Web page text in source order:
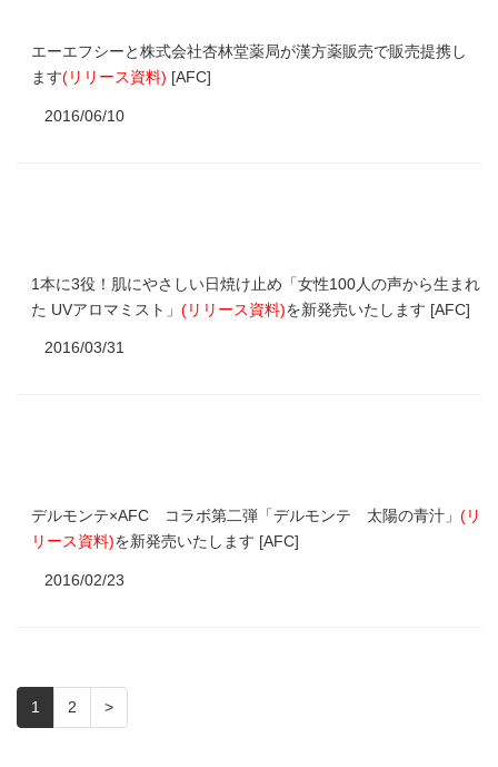
エーエフシーと株式会社杏林堂薬局が漢方薬販売で販売提携し
ます(リリース資料) [AFC]
2016/06/10
1本に3役！肌にやさしい日焼け止め「女性100人の声から生まれ
た UVアロマミスト」 (リリース資料)を新発売いたします [AFC]
2016/03/31
デルモンテ×AFC コラボ第二弾「デルモンテ 太陽の青汁」 (リ
リース資料)を新発売いたします [AFC]
2016/02/23
1 2 >